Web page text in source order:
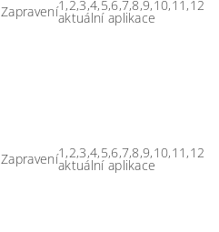
Zapravení1,2,3,4,5,6,7,8,9,10,11,12
aktuální aplikace
Zapravení1,2,3,4,5,6,7,8,9,10,11,12
aktuální aplikace